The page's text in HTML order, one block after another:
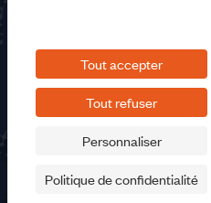
Tout accepter
Tout refuser
Personnaliser
Politique de confidentialité
©2026
Mentions légales